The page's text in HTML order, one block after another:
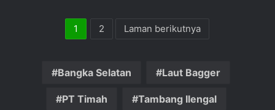
1 2 Laman berikutnya
Bangka Selatan Laut Bagger
PT Timah Tambang Ilengal